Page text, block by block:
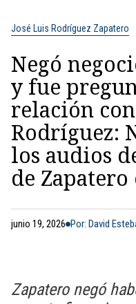
José Luis Rodríguez Zapatero
Negó
y fue
relación
Rodríguez:
los audios
de
junio 19, 2026 Por: David
Zapatero negó